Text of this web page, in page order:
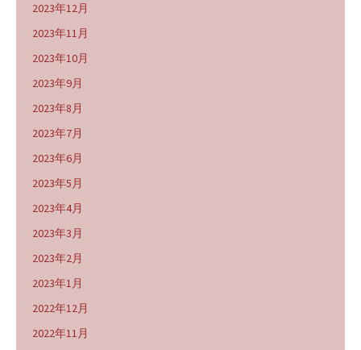
2023年12月
2023年11月
2023年10月
2023年9月
2023年8月
2023年7月
2023年6月
2023年5月
2023年4月
2023年3月
2023年2月
2023年1月
2022年12月
2022年11月